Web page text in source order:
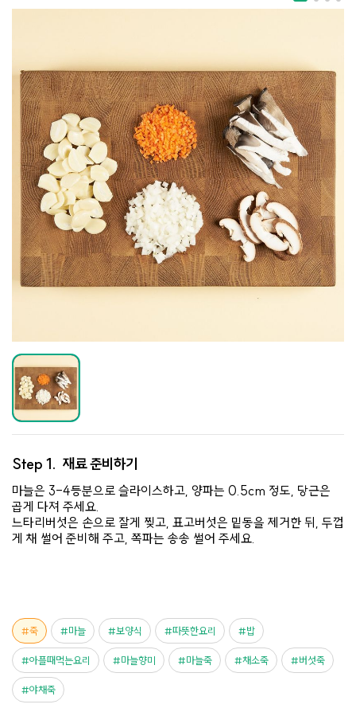
Step 1. 재료 준비하기
마늘은 3-4등분으로 슬라이스하고, 양파는 0.5cm 정도, 당근은
곱게 다져 주세요.
느타리버섯은 손으로 잘게 찢고, 표고버섯은 밑동을 제거한 뒤, 두껍
게 채 썰어 준비해 주고, 쪽파는 송송 썰어 주세요.
죽 마늘 보양식 따뜻한요리 밥
아플때먹는요리 마늘향미 마늘죽 채소죽 버섯죽
야채죽